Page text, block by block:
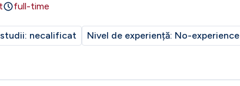
full-time
necalificat Nivel de experiență: No-experience